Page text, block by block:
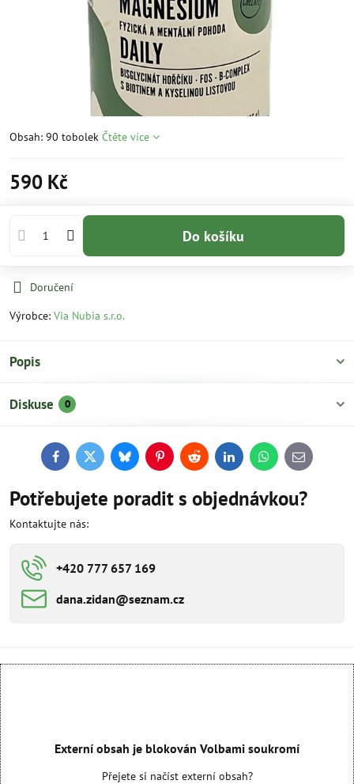
Obsah: 90 tobolek Čtěte více
590 Kč
Do košíku
Doručení
Výrobce: Via Nubia s.r.o.
Popis
Diskuse 0
FacebookTwitterBlueskyPinterestReddit LinkedInWhatsApp
E-
mail
Potřebujete poradit s objednávkou?
Kontaktujte nás:
+420 777 657 169
dana​​.zidan​​@seznam​​.cz
Externí obsah je blokován Volbami soukromí
Přejete si načíst externí obsah?